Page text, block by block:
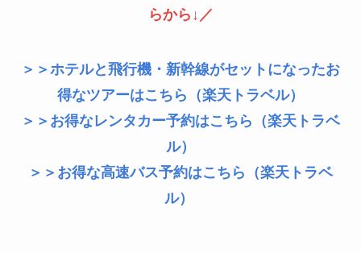
らから↓／
＞＞ホテルと飛行機・新幹線がセットになったお
得なツアーはこちら（楽天トラベル）
＞＞お得なレンタカー予約はこちら（楽天トラベ
ル）
＞＞お得な高速バス予約はこちら（楽天トラベ
ル）